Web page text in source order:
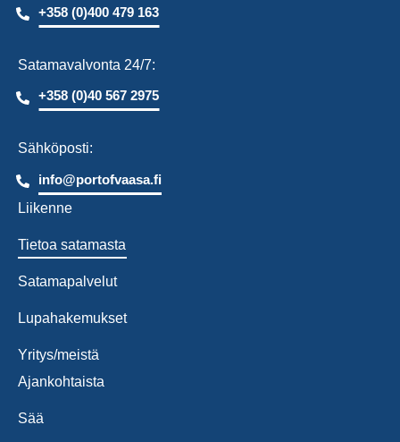
+358 (0)400 479 163
Satamavalvonta 24/7:
+358 (0)40 567 2975
Sähköposti:
info@portofvaasa.fi
Liikenne
Tietoa satamasta
Satamapalvelut
Lupahakemukset
Yritys/meistä
Ajankohtaista
Sää